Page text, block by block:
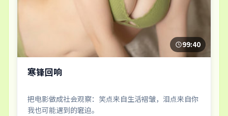
99:40
寒锋回响
把电影做成社会观察：笑点来自生活褶皱，泪点来自你
我也可能遇到的窘迫。